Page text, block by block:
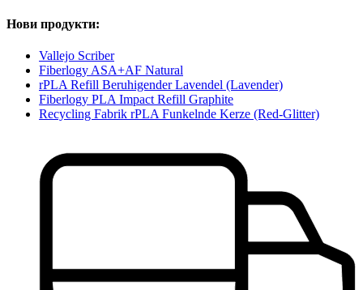
Нови продукти:
Vallejo Scriber
Fiberlogy ASA+AF Natural
rPLA Refill Beruhigender Lavendel (Lavender)
Fiberlogy PLA Impact Refill Graphite
Recycling Fabrik rPLA Funkelnde Kerze (Red-Glitter)